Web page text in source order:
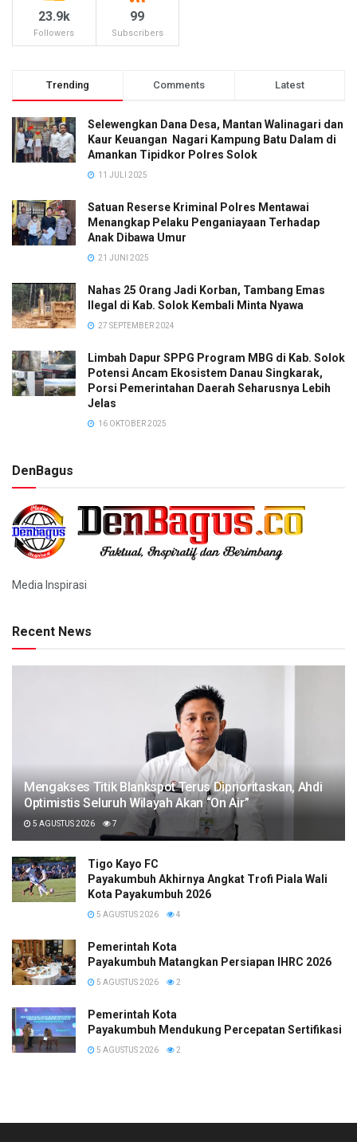
23.9k
Followers
99
Subscribers
Trending Comments Latest
Selewengkan Dana Desa, Mantan Walinagari dan
Kaur Keuangan Nagari Kampung Batu Dalam di
Amankan Tipidkor Polres Solok
11 JULI 2025
Satuan Reserse Kriminal Polres Mentawai
Menangkap Pelaku Penganiayaan Terhadap
Anak Dibawa Umur
21 JUNI 2025
Nahas 25 Orang Jadi Korban, Tambang Emas
Ilegal di Kab. Solok Kembali Minta Nyawa
27 SEPTEMBER 2024
Limbah Dapur SPPG Program MBG di Kab. Solok
Potensi Ancam Ekosistem Danau Singkarak,
Porsi Pemerintahan Daerah Seharusnya Lebih
Jelas
16 OKTOBER 2025
DenBagus
Media Inspirasi
Recent News
Mengakses Titik Blankspot Terus Diprioritaskan, Ahdi
Optimistis Seluruh Wilayah Akan “On Air”
5 AGUSTUS 2026 7
Tigo Kayo FC
Payakumbuh Akhirnya Angkat Trofi Piala Wali
Kota Payakumbuh 2026
5 AGUSTUS 2026 4
Pemerintah Kota
Payakumbuh Matangkan Persiapan IHRC 2026
5 AGUSTUS 2026 2
Pemerintah Kota
Payakumbuh Mendukung Percepatan Sertifikasi
5 AGUSTUS 2026 2